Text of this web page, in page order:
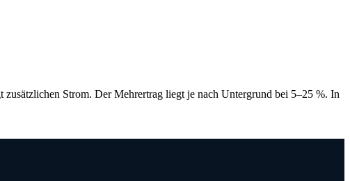
zusätzlichen Strom. Der Mehrertrag liegt je nach Untergrund bei 5–25 %. In